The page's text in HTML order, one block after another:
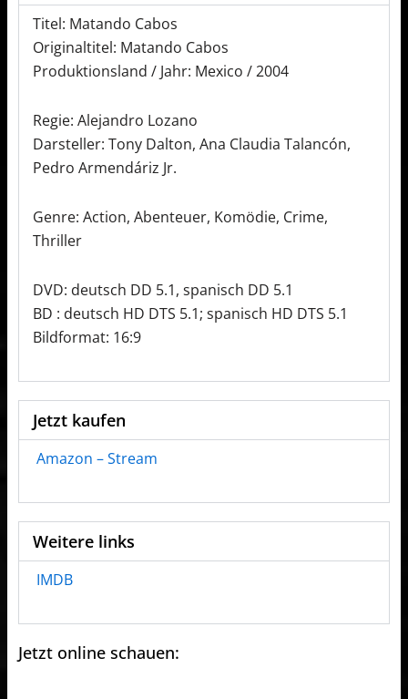
Titel: Matando Cabos
Originaltitel: Matando Cabos
Produktionsland / Jahr: Mexico / 2004
Regie: Alejandro Lozano
Darsteller: Tony Dalton, Ana Claudia Talancón,
Pedro Armendáriz Jr.
Genre: Action, Abenteuer, Komödie, Crime,
Thriller
DVD: deutsch DD 5.1, spanisch DD 5.1
BD : deutsch HD DTS 5.1; spanisch HD DTS 5.1
Bildformat: 16:9
Jetzt kaufen
Amazon – Stream
Weitere links
IMDB
Jetzt online schauen: